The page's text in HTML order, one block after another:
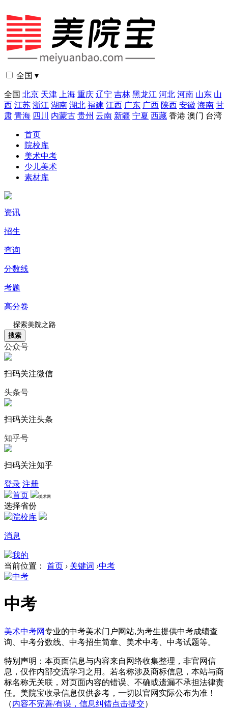
全国 ▾
全国 北京 天津 上海 重庆 辽宁 吉林 黑龙江 河北 河南 山东 山
西 江苏 浙江 湖南 湖北 福建 江西 广东 广西 陕西 安徽 海南 甘
肃 青海 四川 内蒙古 贵州 云南 新疆 宁夏 西藏 香港 澳门 台湾
首页
院校库
美术中考
少儿美术
素材库
资讯
招生
查询
分数线
考题
高分卷
搜索
公众号
扫码关注微信
头条号
扫码关注头条
知乎号
扫码关注知乎
登录 注册
首页
美术网
选择省份
院校库
消息
我的
当前位置：
首页 › 关键词 ›中考
中考
美术中考网专业的中考美术门户网站,为考生提供中考成绩查
询、中考分数线、中考招生简章、美术中考、中考试题等。
特别声明：本页面信息与内容来自网络收集整理，非官网信
息，仅作内部交流学习之用。若名称涉及商标信息，本站与商
标名称无关联，对页面内容的错误、不确或遗漏不承担法律责
任。美院宝收录信息仅供参考，一切以官网实际公布为准！
（内容不完善/有误，信息纠错点击提交）